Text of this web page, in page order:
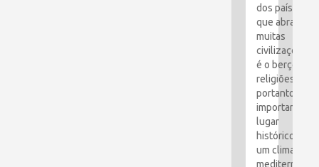
dos países
que abraçou
muitas
civilizações e
é o berço das
religiões. É,
portanto, um
importante
lugar
histórico com
um clima
mediterrâneo